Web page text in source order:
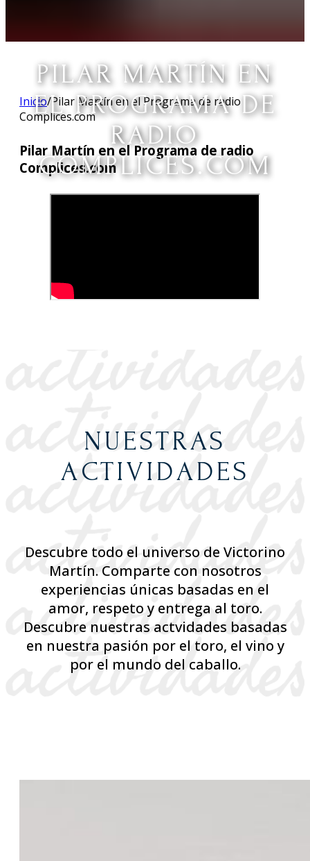
PILAR MARTÍN EN
EL PROGRAMA DE
RADIO
COMPLICES.COM
Inicio/Pilar Martín en el Programa de radio
Complices.com
Pilar Martín en el Programa de radio
Complices.com
NUESTRAS
ACTIVIDADES
Descubre todo el universo de Victorino
Martín. Comparte con nosotros
experiencias únicas basadas en el
amor, respeto y entrega al toro.
Descubre nuestras actvidades basadas
en nuestra pasión por el toro, el vino y
por el mundo del caballo.